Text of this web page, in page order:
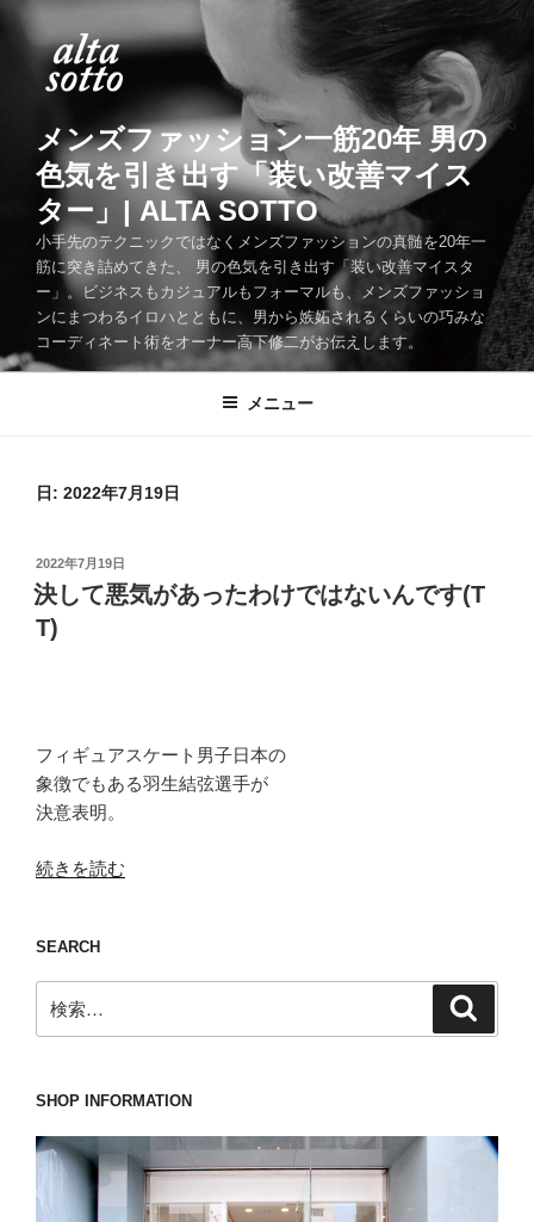
メンズファッション一筋20年 男の
色気を引き出す「装い改善マイス
ター」| ALTA SOTTO
小手先のテクニックではなくメンズファッションの真髄を20年一
筋に突き詰めてきた、 男の色気を引き出す「装い改善マイスタ
ー」。ビジネスもカジュアルもフォーマルも、メンズファッショ
ンにまつわるイロハとともに、男から嫉妬されるくらいの巧みな
コーディネート術をオーナー高下修二がお伝えします。
メニュー
日: 2022年7月19日
投
稿
日:
2022年7月19日
決して悪気があったわけではないんです(T
T)
フィギュアスケート男子日本の
象徴でもある羽生結弦選手が
決意表明。
“決
悪
気
が
あ
た
け
は
続きを読む
SEARCH
索:
SHOP INFORMATION